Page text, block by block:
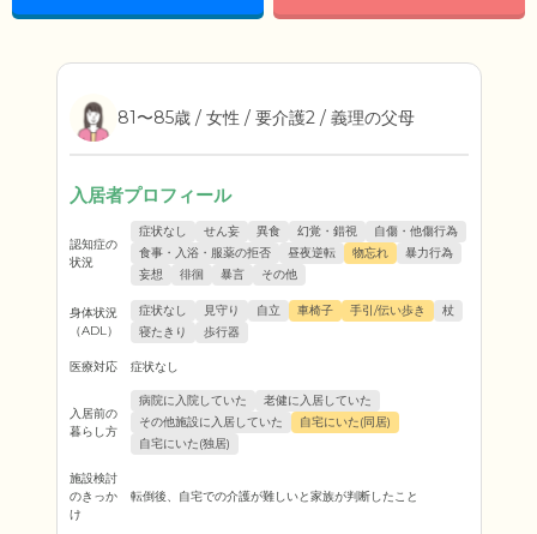
81〜85歳 / 女性 / 要介護2 / 義理の父母
入居者プロフィール
認知症の
状況
症状なし せん妄 異食 幻覚・錯視
自傷・他傷行為
食事・入浴・服薬の拒否
昼夜逆転 物忘れ
暴力行為
妄想
徘徊 暴言 その他
身体状況
（ADL）
症状なし 見守り 自立 車椅子 手引/伝い歩き
杖
寝たきり
歩行器
医療対応 症状なし
入居前の
暮らし方
病院に入院していた
老健に入居していた
その他施設に入居していた
自宅にいた(同居)
自宅にいた(独居)
施設検討
のきっか
け
転倒後、自宅での介護が難しいと家族が判断したこと